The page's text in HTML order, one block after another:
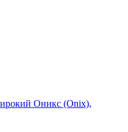
Оникс (Onix),